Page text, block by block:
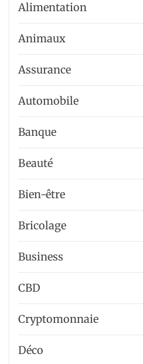
Alimentation
Animaux
Assurance
Automobile
Banque
Beauté
Bien-être
Bricolage
Business
CBD
Cryptomonnaie
Déco